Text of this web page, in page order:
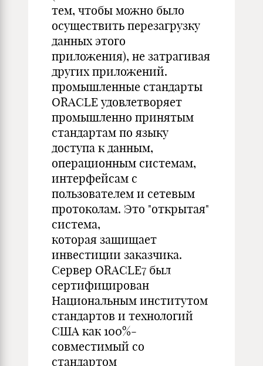
тем, чтобы можно было
осуществить перезагрузку
данных этого
приложения), не затрагивая
других приложений.
промышленные стандарты
ORACLE удовлетворяет
промышленно принятым
стандартам по языку
доступа к данным,
операционным системам,
интерфейсам с
пользователем и сетевым
протоколам. Это "открытая"
система,
которая защищает
инвестиции заказчика.
Сервер ORACLE7 был
сертифицирован
Национальным институтом
стандартов и технологий
США как 100%-
совместимый со
стандартом